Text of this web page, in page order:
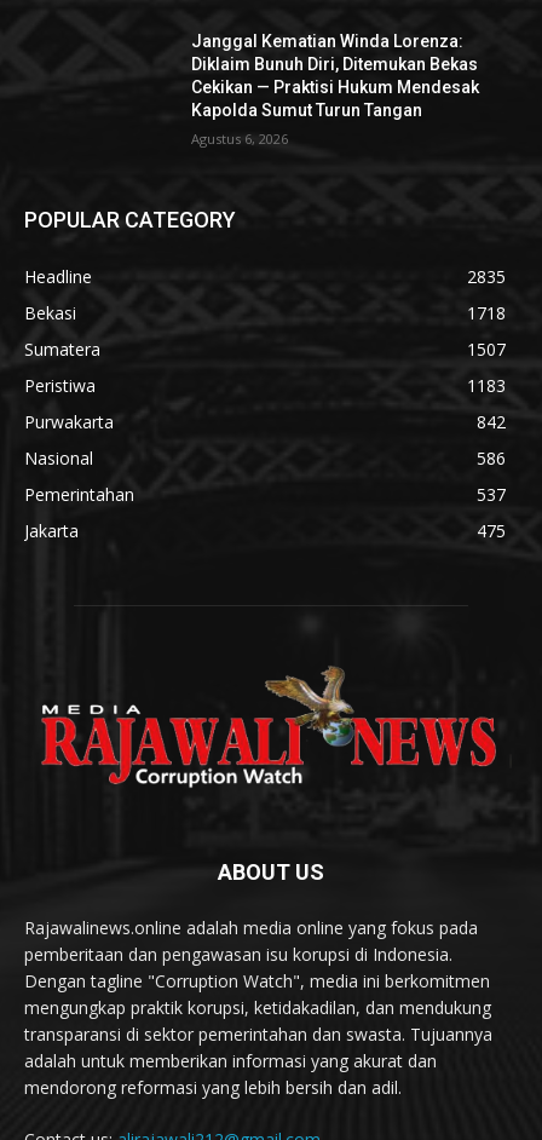
Janggal Kematian Winda Lorenza:
Diklaim Bunuh Diri, Ditemukan Bekas
Cekikan — Praktisi Hukum Mendesak
Kapolda Sumut Turun Tangan
Agustus 6, 2026
POPULAR CATEGORY
Headline
2835
Bekasi
1718
Sumatera
1507
Peristiwa
1183
Purwakarta
842
Nasional
586
Pemerintahan
537
Jakarta
475
ABOUT US
Rajawalinews.online adalah media online yang fokus pada
pemberitaan dan pengawasan isu korupsi di Indonesia.
Dengan tagline "Corruption Watch", media ini berkomitmen
mengungkap praktik korupsi, ketidakadilan, dan mendukung
transparansi di sektor pemerintahan dan swasta. Tujuannya
adalah untuk memberikan informasi yang akurat dan
mendorong reformasi yang lebih bersih dan adil.